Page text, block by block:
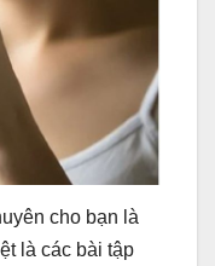
cho bạn là
là các bài tập